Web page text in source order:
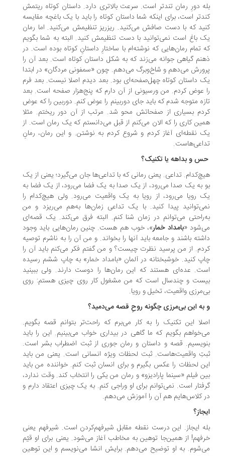
دورِ رمان تندتر است. سرعت بالاتری دارد. داستان کوتاه ریتمش
است، برای اینکه شما داستان کوتاه را باید با یک باغچه مقایسه
که با دست صافش می‌کنید. ریزریز تنظیمش می‌کنید. اما رمان
باغ است نمی‌توانید با دست تنظیمش کنید. البته به شما بگویم
تمام رمان‌هایی که نوشته‌ام با ساختارِ داستانِ کوتاه بوده است. در
گیاهی جوانه می‌زند که به شکل داستان کوتاه است. بعد آن را
می‌دهم و شاخ‌وبرگ می‌دهم. چون «سمفونی مردگان» در ابتدا
داستان کوتاه چهل‌صفحه‌ای بود. بعد دیدم اصلا نیست. بعد فرم
عوض کردم. من ورسیونی از آن دارم که پنج‌هزار صفحه است. بعد
متوجه شدم که باید جای دوربینم را عوض کنم. دوربین را که عوض
بسیاری از صفحاتش محو شد. مرتب از آن دور ریختم. مثلا
کاری را که الان می‌کنم از قبل می‌دانستم که یک رمان است. از
نقطه‌ای آغاز کردم و شروع کردم به نوشتن. و این رمان، رمانِ
و بداهه یا تکنیک؟
تداعی. یعنی رمانی که با تداعی‌ها جان می‌گیرد؛ یعنی از یک
به یک صدا می‌رود، از یک صدا به یک فضا می‌رود، از یک فضا به
رویا می‌رود، از رویا به یک واقعیت می‌رود. ولی هیچ‌کدام را
پیدا کنید. با یک تداعی زمان‌ها به‌هم می‌ریزد و من
می‌توانم در زمان شنا کنم. البته فرق می‌کند. یک قصه‌ای
«بامداد خمار»، خوب هم هست. چنین رمان‌هایی باید وجود
باشند و جامعه باید آنها را بخواند. و من آن را به ناشرم توصیه
از من پرسید نظرت چیست؟ و من گفتم فکر می‌کنم باید آن را
کنید. خوشبختانه در آلمان «بامداد خمار» به چاپ ششم رسیده
عده‌ای هستند که این رمان‌ها را دوست دارند. ولی ببینید
و چندسال است که من مشغول کار روی چیزی هستم: روی
واقعیت، تخیل و رویا.
این بی‌مرزی چگونه روحِ قصه می‌دمید؟
این تکنیک را به کار می‌برم که راحت‌تر بتوانم قصه بگویم.
بگویم که ما گاهی در بیداری خواب می‌بینیم. این را باید
قصه و داستان و رمان ‌جوری از ثبت اضطراب بشر است.
واقعیت‌هاست. ثبت لحظات ویژه انسانی ا‌ست. یعنی من باید
لحظات را عکس بگیرم و برای انسان ثبت کنم. خواننده‌ من باید
فیلم «سینما پارادیزو» و رمان من یکی را انتخاب کند. وقت ندارد،
است. نمی‌توانم برای او وراجی کنم. به یک چیزی اعتقاد دارم و
کلاس‌هایم هم آن را آموزش می‌دهم.
ایجاز. این درست نقطه‌ مقابل شیرفهم‌کردن است. شیرفهم یعنی
از همین‌جا توهین به مخاطب آغاز می‌شود. یعنی برای او قیّم
به او توضیح می‌دهم. برایش انشا می‌نویسم و این توهین